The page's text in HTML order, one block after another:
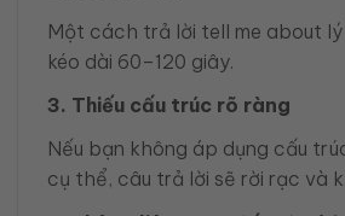
Một cách trả lời tell me about
kéo dài 60–120 giây.
3. Thiếu cấu trúc rõ ràng
Nếu bạn không áp dụng cấu
cụ thể, câu trả lời sẽ rời rạc và